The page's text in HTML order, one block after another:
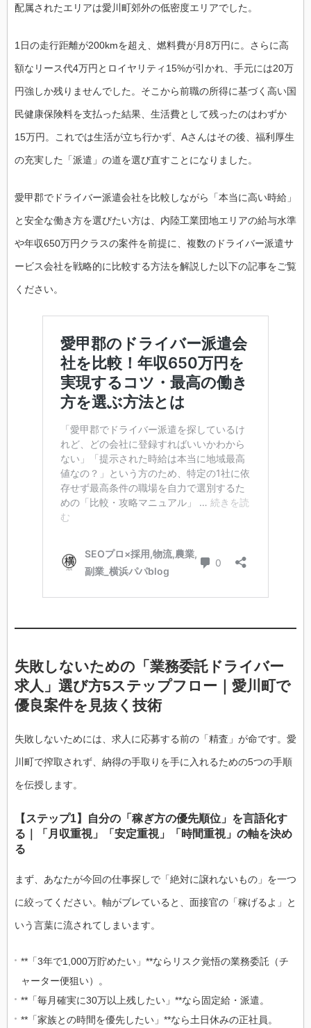
配属されたエリアは愛川町郊外の低密度エリアでした。
1日の走行距離が200kmを超え、燃料費が月8万円に。さらに高
額なリース代4万円とロイヤリティ15%が引かれ、手元には20万
円強しか残りませんでした。そこから前職の所得に基づく高い国
民健康保険料を支払った結果、生活費として残ったのはわずか
15万円。これでは生活が立ち行かず、Aさんはその後、福利厚生
の充実した「派遣」の道を選び直すことになりました。
愛甲郡でドライバー派遣会社を比較しながら「本当に高い時給」
と安全な働き方を選びたい方は、内陸工業団地エリアの給与水準
や年収650万円クラスの案件を前提に、複数のドライバー派遣サ
ービス会社を戦略的に比較する方法を解説した以下の記事をご覧
ください。
失敗しないための「業務委託ドライバー
求人」選び方5ステップフロー｜愛川町で
優良案件を見抜く技術
失敗しないためには、求人に応募する前の「精査」が命です。愛
川町で搾取されず、納得の手取りを手に入れるための5つの手順
を伝授します。
【ステップ1】自分の「稼ぎ方の優先順位」を言語化す
る｜「月収重視」「安定重視」「時間重視」の軸を決め
る
まず、あなたが今回の仕事探しで「絶対に譲れないもの」を一つ
に絞ってください。軸がブレていると、面接官の「稼げるよ」と
いう言葉に流されてしまいます。
**「3年で1,000万貯めたい」**ならリスク覚悟の業務委託（チ
ャーター便狙い）。
**「毎月確実に30万以上残したい」**なら固定給・派遣。
**「家族との時間を優先したい」**なら土日休みの正社員。